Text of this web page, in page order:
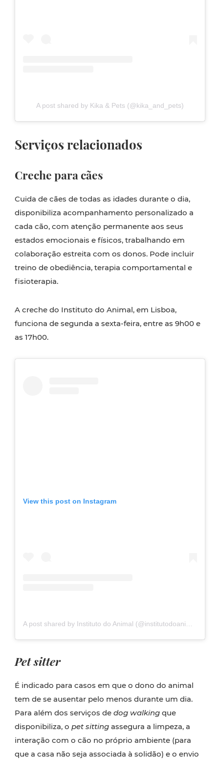
A post shared by Kika & Pets (@kika_and_pets)
Serviços relacionados
Creche para cães
Cuida de cães de todas as idades durante o dia,
disponibiliza acompanhamento personalizado a
cada cão, com atenção permanente aos seus
estados emocionais e físicos, trabalhando em
colaboração estreita com os donos. Pode incluir
treino de obediência, terapia comportamental e
fisioterapia.
A creche do Instituto do Animal, em Lisboa,
funciona de segunda a sexta-feira, entre as 9h00 e
as 17h00.
View this post on Instagram
Pet sitter
É indicado para casos em que o dono do animal
tem de se ausentar pelo menos durante um dia.
Para além dos serviços de dog walking que
disponibiliza, o pet sitting assegura a limpeza, a
interação com o cão no próprio ambiente (para
que a casa não seja associada à solidão) e o envio